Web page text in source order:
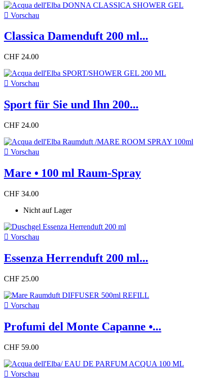
 Vorschau
Classica Damenduft 200 ml...
CHF 24.00
 Vorschau
Sport für Sie und Ihn 200...
CHF 24.00
 Vorschau
Mare • 100 ml Raum-Spray
CHF 34.00
Nicht auf Lager
 Vorschau
Essenza Herrenduft 200 ml...
CHF 25.00
 Vorschau
Profumi del Monte Capanne •...
CHF 59.00
 Vorschau